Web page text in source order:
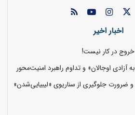
اخبار اخیر
خروج در کار نیست!
آزادی اوجالان» و تداوم راهبرد امنیت‌محور
و ضرورت جلوگیری از سناریوی «لیبیایی‌شدن»